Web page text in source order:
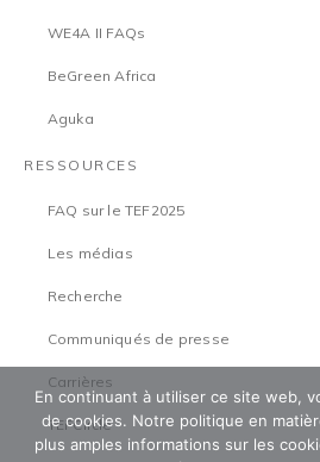
WE4A II FAQs
BeGreen Africa
Aguka
RESSOURCES
FAQ sur le TEF2025
Les médias
Recherche
Communiqués de presse
Carrières
TEFCircle
En continuant à utiliser ce site web,
de cookies. Notre politique en
plus amples informations sur les